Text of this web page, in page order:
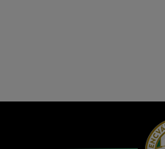
Hírek